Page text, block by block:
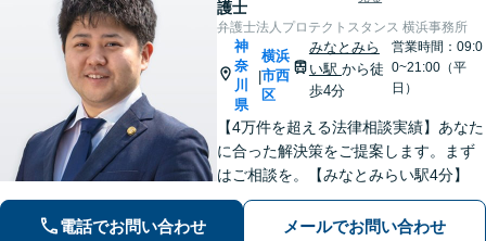
護士
弁護士法人プロテクトスタンス 横浜事務所
神
奈
川
県
|
横浜
市西
区
みなとみら
い駅 から徒
歩4分
営業時間：09:0
0~21:00（平
日）
【4万件を超える法律相談実績】あなた
に合った解決策をご提案します。まず
はご相談を。【みなとみらい駅4分】
電話でお問い合わせ メールでお問い合わせ